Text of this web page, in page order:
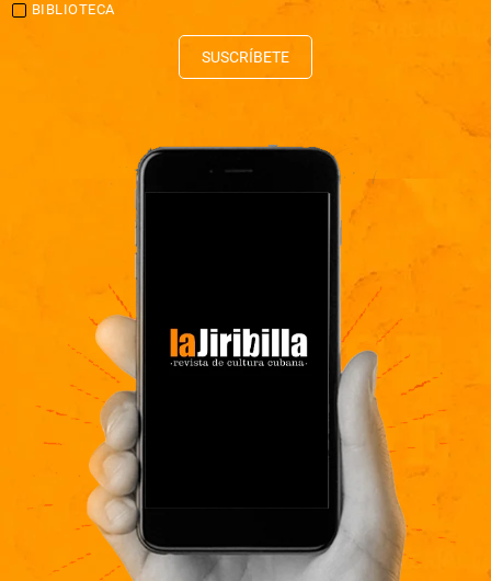
BIBLIOTECA
SUSCRÍBETE